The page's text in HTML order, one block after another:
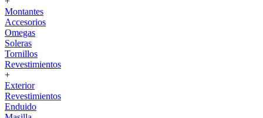
Montantes
Accesorios
Omegas
Soleras
Tornillos
Revestimientos
+
Exterior
Revestimientos
Enduido